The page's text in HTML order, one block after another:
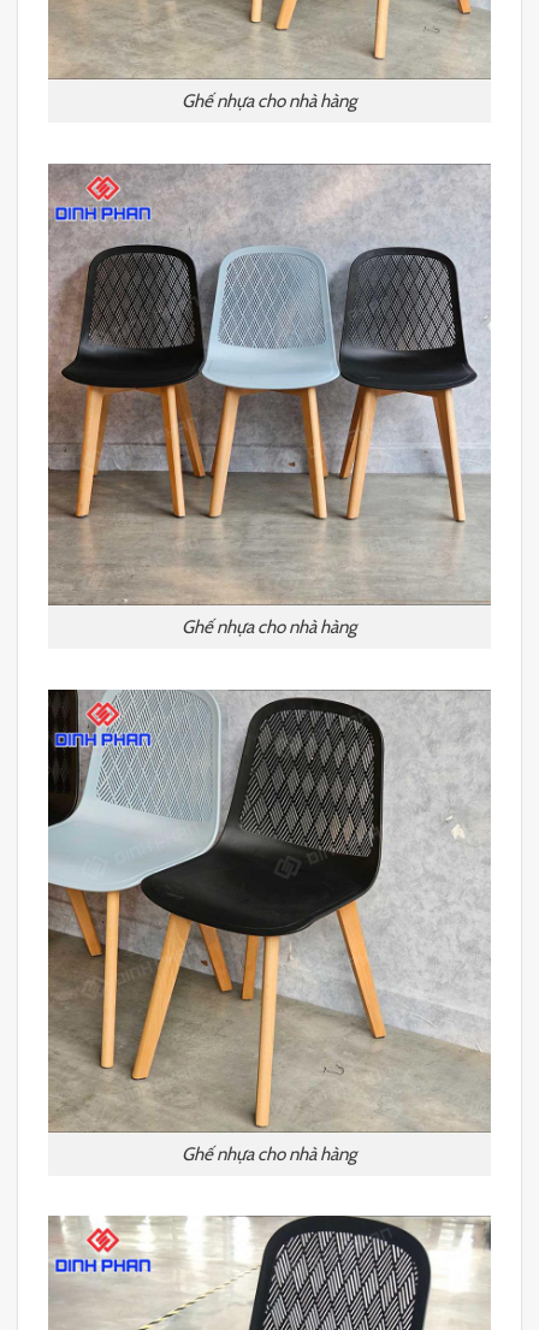
Ghế nhựa cho nhà hàng
Ghế nhựa cho nhà hàng
Ghế nhựa cho nhà hàng